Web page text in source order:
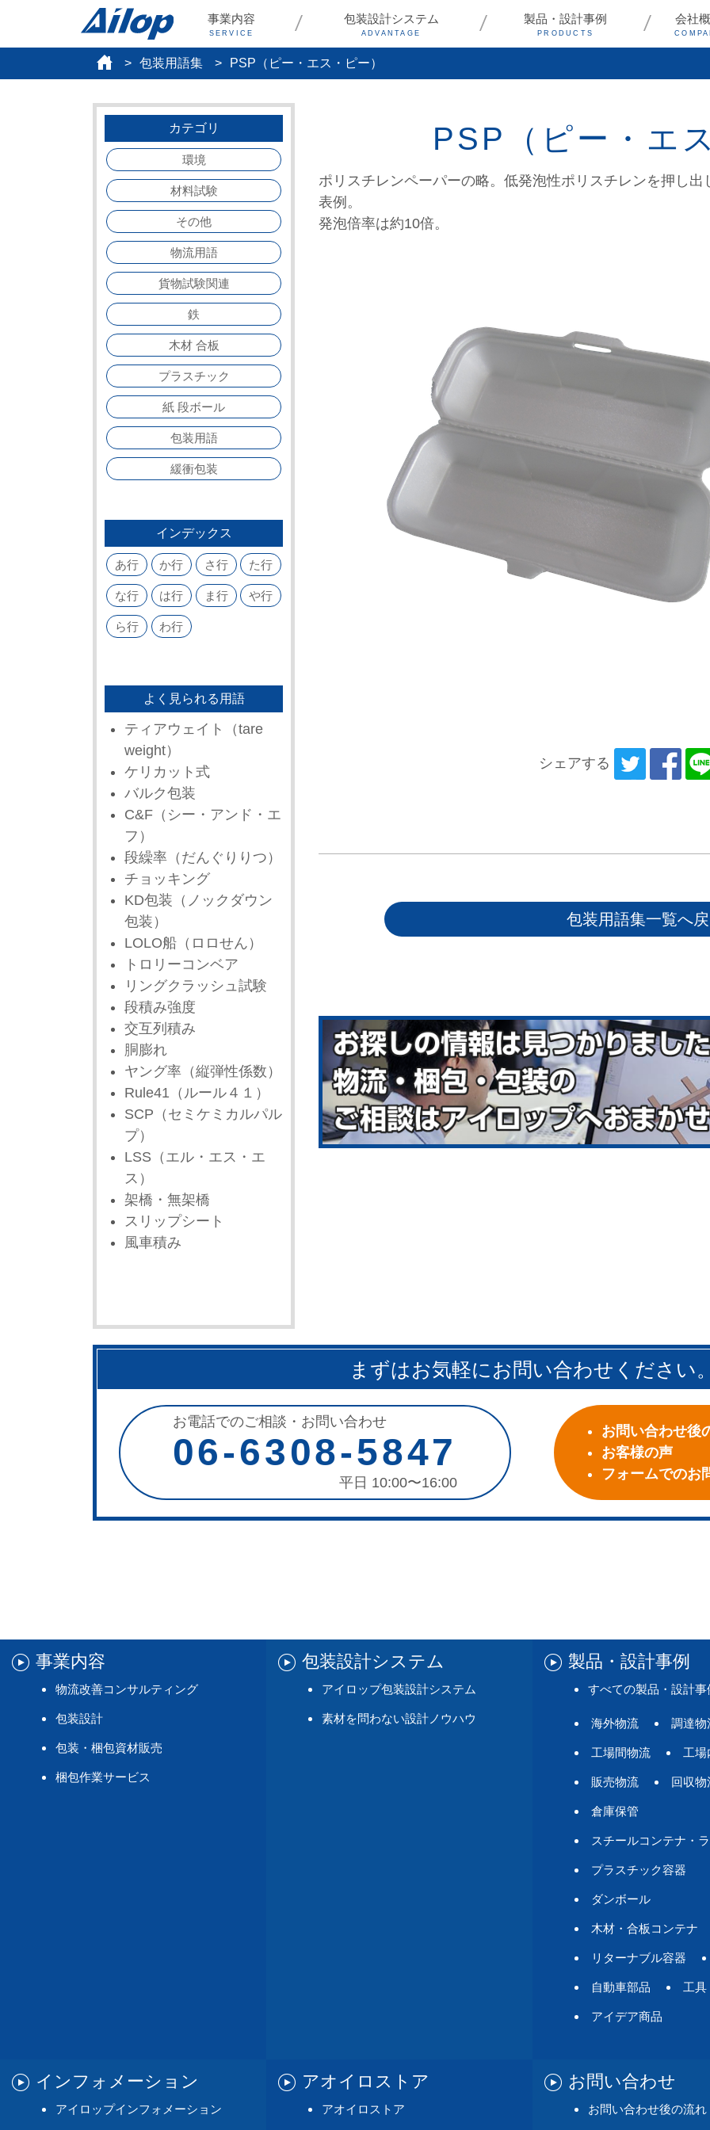
事業内容
SERVICE
包装設計システム
ADVANTAGE
製品・設計事例
PRODUCTS
会社
包装用語集 PSP（ピー・エス・ピー）
PSP（ピー・エ
ポリスチレンペーパーの略。低発泡性ポリスチレンを押し
表例。
発泡倍率は約10倍。
シェアする
包装用語集一覧へ
カテゴリ
環境
材料試験
その他
物流用語
貨物試験関連
鉄
木材 合板
プラスチック
紙 段ボール
包装用語
緩衝包装
インデックス
あ行 か行 さ行 た行
な行 は行 ま行 や行
ら行 わ行
よく見られる用語
ティアウェイト（tare
weight）
ケリカット式
バルク包装
C&F（シー・アンド・エ
フ）
段繰率（だんぐりりつ）
チョッキング
KD包装（ノックダウン
包装）
LOLO船（ロロせん）
トロリーコンベア
リングクラッシュ試験
段積み強度
交互列積み
胴膨れ
ヤング率（縦弾性係数）
Rule41（ルール４１）
SCP（セミケミカルパル
プ）
LSS（エル・エス・エ
ス）
架橋・無架橋
スリップシート
風車積み
まずはお気軽にお問い合わせください
お電話でのご相談・お問い合わせ
06-6308-5847
平日 10:00〜16:00
お問い合わせ後
お客様の声
フォームでのお
事業内容
物流改善コンサルティング
包装設計
包装・梱包資材販売
梱包作業サービス
包装設計システム
アイロップ包装設計システム
素材を問わない設計ノウハウ
製品・設計事例
すべての製品・設計事
海外物流 調達物
工場間物流 工場
販売物流 回収物
倉庫保管
スチールコンテナ・
プラスチック容器
ダンボール
木材・合板コンテナ
リターナブル容器
自動車部品 工
アイデア商品
インフォメーション
アイロップインフォメーション
アオイロストア
アオイロストア
お問い合わせ
お問い合わせ後の流れ